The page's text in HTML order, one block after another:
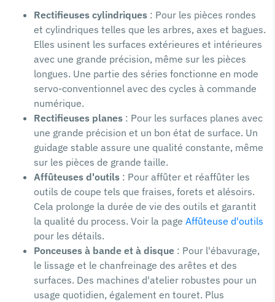
Rectifieuses cylindriques : Pour les pièces rondes
et cylindriques telles que les arbres, axes et bagues.
Elles usinent les surfaces extérieures et intérieures
avec une grande précision, même sur les pièces
longues. Une partie des séries fonctionne en mode
servo-conventionnel avec des cycles à commande
numérique.
Rectifieuses planes : Pour les surfaces planes avec
une grande précision et un bon état de surface. Un
guidage stable assure une qualité constante, même
sur les pièces de grande taille.
Affûteuses d'outils : Pour affûter et réaffûter les
outils de coupe tels que fraises, forets et alésoirs.
Cela prolonge la durée de vie des outils et garantit
la qualité du process. Voir la page Affûteuse d'outils
pour les détails.
Ponceuses à bande et à disque : Pour l'ébavurage,
le lissage et le chanfreinage des arêtes et des
surfaces. Des machines d'atelier robustes pour un
usage quotidien, également en touret. Plus